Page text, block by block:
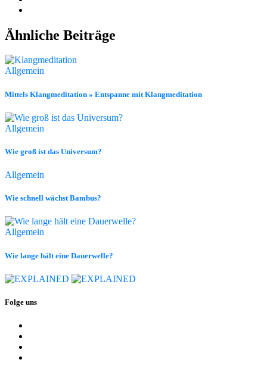
Ähnliche Beiträge
Allgemein
Mittels Klangmeditation » Entspanne mit Klangmeditation
Allgemein
Wie groß ist das Universum?
Allgemein
Wie schnell wächst Bambus?
Allgemein
Wie lange hält eine Dauerwelle?
Folge uns